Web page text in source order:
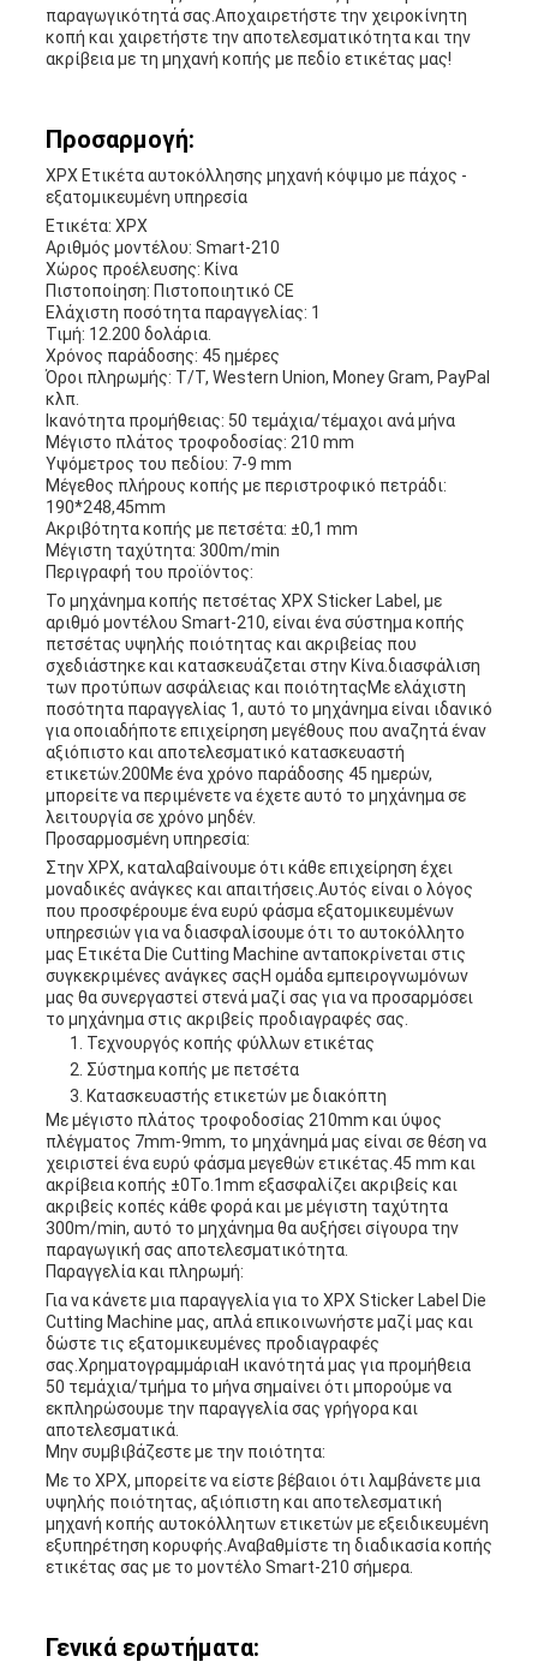
παραγωγικότητά σας.Αποχαιρετήστε την χειροκίνητη
κοπή και χαιρετήστε την αποτελεσματικότητα και την
ακρίβεια με τη μηχανή κοπής με πεδίο ετικέτας μας!
Προσαρμογή:
XPX Ετικέτα αυτοκόλλησης μηχανή κόψιμο με πάχος -
εξατομικευμένη υπηρεσία
Ετικέτα: XPX
Αριθμός μοντέλου: Smart-210
Χώρος προέλευσης: Κίνα
Πιστοποίηση: Πιστοποιητικό CE
Ελάχιστη ποσότητα παραγγελίας: 1
Τιμή: 12.200 δολάρια.
Χρόνος παράδοσης: 45 ημέρες
Όροι πληρωμής: T/T, Western Union, Money Gram, PayPal
κλπ.
Ικανότητα προμήθειας: 50 τεμάχια/τέμαχοι ανά μήνα
Μέγιστο πλάτος τροφοδοσίας: 210 mm
Υψόμετρος του πεδίου: 7-9 mm
Μέγεθος πλήρους κοπής με περιστροφικό πετράδι:
190*248,45mm
Ακριβότητα κοπής με πετσέτα: ±0,1 mm
Μέγιστη ταχύτητα: 300m/min
Περιγραφή του προϊόντος:
Το μηχάνημα κοπής πετσέτας XPX Sticker Label, με
αριθμό μοντέλου Smart-210, είναι ένα σύστημα κοπής
πετσέτας υψηλής ποιότητας και ακριβείας που
σχεδιάστηκε και κατασκευάζεται στην Κίνα.διασφάλιση
των προτύπων ασφάλειας και ποιότηταςΜε ελάχιστη
ποσότητα παραγγελίας 1, αυτό το μηχάνημα είναι ιδανικό
για οποιαδήποτε επιχείρηση μεγέθους που αναζητά έναν
αξιόπιστο και αποτελεσματικό κατασκευαστή
ετικετών.200Με ένα χρόνο παράδοσης 45 ημερών,
μπορείτε να περιμένετε να έχετε αυτό το μηχάνημα σε
λειτουργία σε χρόνο μηδέν.
Προσαρμοσμένη υπηρεσία:
Στην XPX, καταλαβαίνουμε ότι κάθε επιχείρηση έχει
μοναδικές ανάγκες και απαιτήσεις.Αυτός είναι ο λόγος
που προσφέρουμε ένα ευρύ φάσμα εξατομικευμένων
υπηρεσιών για να διασφαλίσουμε ότι το αυτοκόλλητο
μας Ετικέτα Die Cutting Machine ανταποκρίνεται στις
συγκεκριμένες ανάγκες σαςΗ ομάδα εμπειρογνωμόνων
μας θα συνεργαστεί στενά μαζί σας για να προσαρμόσει
το μηχάνημα στις ακριβείς προδιαγραφές σας.
Τεχνουργός κοπής φύλλων ετικέτας
Σύστημα κοπής με πετσέτα
Κατασκευαστής ετικετών με διακόπτη
Με μέγιστο πλάτος τροφοδοσίας 210mm και ύψος
πλέγματος 7mm-9mm, το μηχάνημά μας είναι σε θέση να
χειριστεί ένα ευρύ φάσμα μεγεθών ετικέτας.45 mm και
ακρίβεια κοπής ±0Το.1mm εξασφαλίζει ακριβείς και
ακριβείς κοπές κάθε φορά και με μέγιστη ταχύτητα
300m/min, αυτό το μηχάνημα θα αυξήσει σίγουρα την
παραγωγική σας αποτελεσματικότητα.
Παραγγελία και πληρωμή:
Για να κάνετε μια παραγγελία για το XPX Sticker Label Die
Cutting Machine μας, απλά επικοινωνήστε μαζί μας και
δώστε τις εξατομικευμένες προδιαγραφές
σας.ΧρηματογραμμάριαΗ ικανότητά μας για προμήθεια
50 τεμάχια/τμήμα το μήνα σημαίνει ότι μπορούμε να
εκπληρώσουμε την παραγγελία σας γρήγορα και
αποτελεσματικά.
Μην συμβιβάζεστε με την ποιότητα:
Με το XPX, μπορείτε να είστε βέβαιοι ότι λαμβάνετε μια
υψηλής ποιότητας, αξιόπιστη και αποτελεσματική
μηχανή κοπής αυτοκόλλητων ετικετών με εξειδικευμένη
εξυπηρέτηση κορυφής.Αναβαθμίστε τη διαδικασία κοπής
ετικέτας σας με το μοντέλο Smart-210 σήμερα.
Γενικά ερωτήματα: